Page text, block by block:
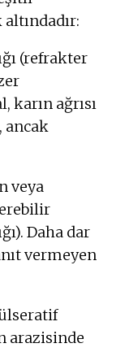
(refrakter
ağrısı
ancak
veya
Daha dar
vermeyen
arazisinde